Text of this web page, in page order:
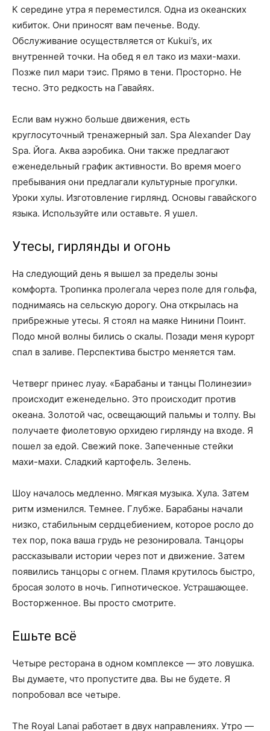
К середине утра я переместился. Одна из океанских
кибиток. Они приносят вам печенье. Воду.
Обслуживание осуществляется от Kukui’s, их
внутренней точки. На обед я ел тако из махи-махи.
Позже пил мари тэис. Прямо в тени. Просторно. Не
тесно. Это редкость на Гавайях.
Если вам нужно больше движения, есть
круглосуточный тренажерный зал. Spa Alexander Day
Spa. Йога. Аква аэробика. Они также предлагают
еженедельный график активности. Во время моего
пребывания они предлагали культурные прогулки.
Уроки хулы. Изготовление гирлянд. Основы гавайского
языка. Используйте или оставьте. Я ушел.
Утесы, гирлянды и огонь
На следующий день я вышел за пределы зоны
комфорта. Тропинка пролегала через поле для гольфа,
поднимаясь на сельскую дорогу. Она открылась на
прибрежные утесы. Я стоял на маяке Нинини Поинт.
Подо мной волны бились о скалы. Позади меня курорт
спал в заливе. Перспектива быстро меняется там.
Четверг принес луау. «Барабаны и танцы Полинезии»
происходит еженедельно. Это происходит против
океана. Золотой час, освещающий пальмы и толпу. Вы
получаете фиолетовую орхидею гирлянду на входе. Я
пошел за едой. Свежий поке. Запеченные стейки
махи-махи. Сладкий картофель. Зелень.
Шоу началось медленно. Мягкая музыка. Хула. Затем
ритм изменился. Темнее. Глубже. Барабаны начали
низко, стабильным сердцебиением, которое росло до
тех пор, пока ваша грудь не резонировала. Танцоры
рассказывали истории через пот и движение. Затем
появились танцоры с огнем. Пламя крутилось быстро,
бросая золото в ночь. Гипнотическое. Устрашающее.
Восторженное. Вы просто смотрите.
Ешьте всё
Четыре ресторана в одном комплексе — это ловушка.
Вы думаете, что пропустите два. Вы не будете. Я
попробовал все четыре.
The Royal Lanai работает в двух направлениях. Утро —